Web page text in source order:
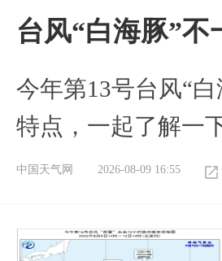
台风“白海豚”不
今年第13号台风“
特点，一起了解一
中国天气网 2026-08-09 16:55